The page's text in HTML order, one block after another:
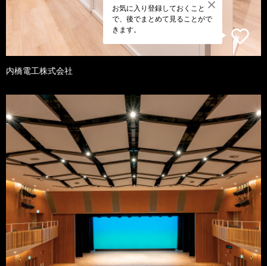
お気に入り登録しておくこと
で、後でまとめて見ることがで
きます。
内橋電工株式会社